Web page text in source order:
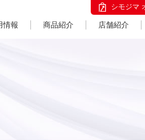
シモジマ
情報 商品紹介 店舗紹介